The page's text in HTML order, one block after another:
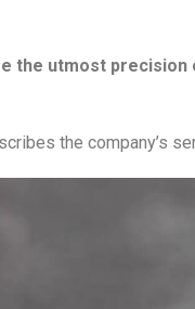
the utmost precision